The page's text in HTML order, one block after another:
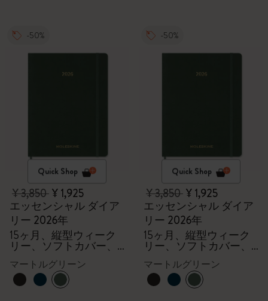
-50%
Quick Shop
¥ 3,850¥ 1,925
エッセンシャル ダイア
リー 2026年
15ヶ月、縦型ウィーク
リー、ソフトカバー、
マートルグリーン
-50%
Quick Shop
¥ 3,850¥ 1,925
エッセンシャル ダイア
リー 2026年
15ヶ月、縦型ウィーク
リー、ソフトカバー、
マートルグリーン